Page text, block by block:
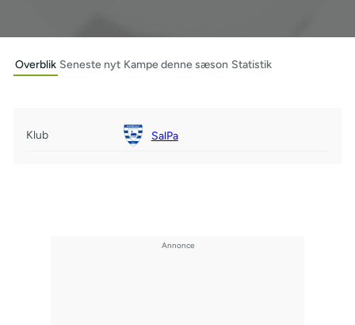
Overblik Seneste nyt Kampe denne sæson Statistik
Klub SalPa